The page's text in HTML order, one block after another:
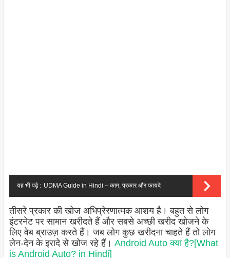
यह भी पढ़े : UDMA Guide in Hindi – काम, प्रकार और फायदे
तीसरे प्रकार की खोज अभिप्रेरणात्मक आशय है। बहुत से लोग
इंटरनेट पर सामान खरीदते हैं और सबसे अच्छी खरीद खोजने के
लिए वेब ब्राउज़ करते हैं। जब लोग कुछ खरीदना चाहते हैं तो लोग
लेन-देन के इरादे से खोज रहे हैं। Android Auto क्या है?[What
is Android Auto? in Hindi]